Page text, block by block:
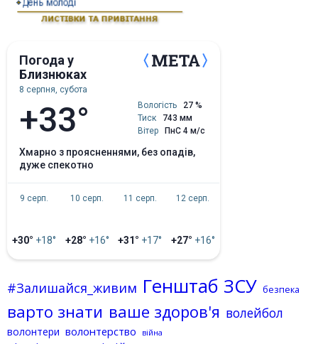
Погода у
Близнюках
8 серпня, субота
+33° Вологість
27 %
Тиск
743 мм
Вітер
ПнС 4 м/с
хмарно з проясненнями, без опадів,
дуже спекотно
9 серп.
+30° +18°
10 серп.
+28° +16°
11 серп.
+31° +17°
12 серп.
+27° +16°
#Залишайся_живим Генштаб ЗСУ безпека
варто знати ваше здоров'я волейбол
волонтери волонтерство війна